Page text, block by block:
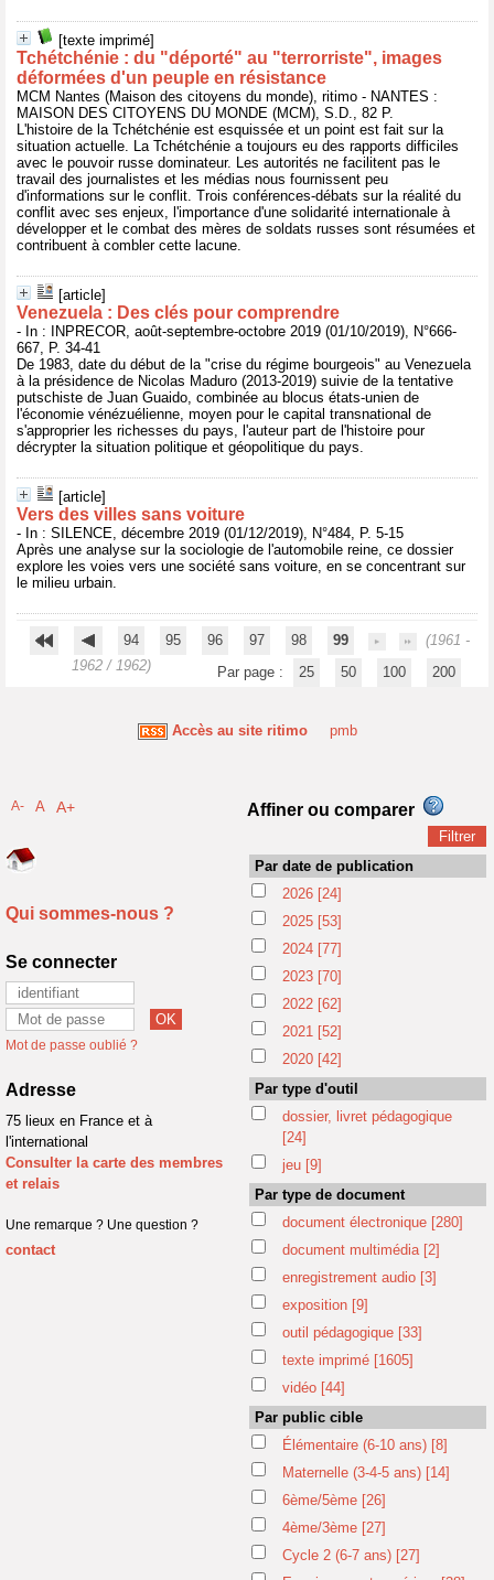
[texte imprimé]
Tchétchénie : du "déporté" au "terrorriste", images
déformées d'un peuple en résistance
MCM Nantes (Maison des citoyens du monde), ritimo - NANTES :
MAISON DES CITOYENS DU MONDE (MCM), S.D., 82 P.
L'histoire de la Tchétchénie est esquissée et un point est fait sur la
situation actuelle. La Tchétchénie a toujours eu des rapports difficiles
avec le pouvoir russe dominateur. Les autorités ne facilitent pas le
travail des journalistes et les médias nous fournissent peu
d'informations sur le conflit. Trois conférences-débats sur la réalité du
conflit avec ses enjeux, l'importance d'une solidarité internationale à
développer et le combat des mères de soldats russes sont résumées et
contribuent à combler cette lacune.
[article]
Venezuela : Des clés pour comprendre
- In : INPRECOR, août-septembre-octobre 2019 (01/10/2019), N°666-
667, P. 34-41
De 1983, date du début de la "crise du régime bourgeois" au Venezuela
à la présidence de Nicolas Maduro (2013-2019) suivie de la tentative
putschiste de Juan Guaido, combinée au blocus états-unien de
l'économie vénézuélienne, moyen pour le capital transnational de
s'approprier les richesses du pays, l'auteur part de l'histoire pour
décrypter la situation politique et géopolitique du pays.
[article]
Vers des villes sans voiture
- In : SILENCE, décembre 2019 (01/12/2019), N°484, P. 5-15
Après une analyse sur la sociologie de l'automobile reine, ce dossier
explore les voies vers une société sans voiture, en se concentrant sur
le milieu urbain.
94 95 96 97 98 99
(1961 -
1962 / 1962)
Par page : 25 50 100 200
Accès au site ritimo pmb
A- A A+
Qui sommes-nous ?
Se connecter
Mot de passe oublié ?
Adresse
75 lieux en France et à
l'international
Consulter la carte des membres
et relais
Une remarque ? Une question ?
contact
Affiner ou comparer
Par date de publication
2026 [24]
2025 [53]
2024 [77]
2023 [70]
2022 [62]
2021 [52]
2020 [42]
Par type d'outil
dossier, livret pédagogique
[24]
jeu [9]
Par type de document
document électronique [280]
document multimédia [2]
enregistrement audio [3]
exposition [9]
outil pédagogique [33]
texte imprimé [1605]
vidéo [44]
Par public cible
Élémentaire (6-10 ans) [8]
Maternelle (3-4-5 ans) [14]
6ème/5ème [26]
4ème/3ème [27]
Cycle 2 (6-7 ans) [27]